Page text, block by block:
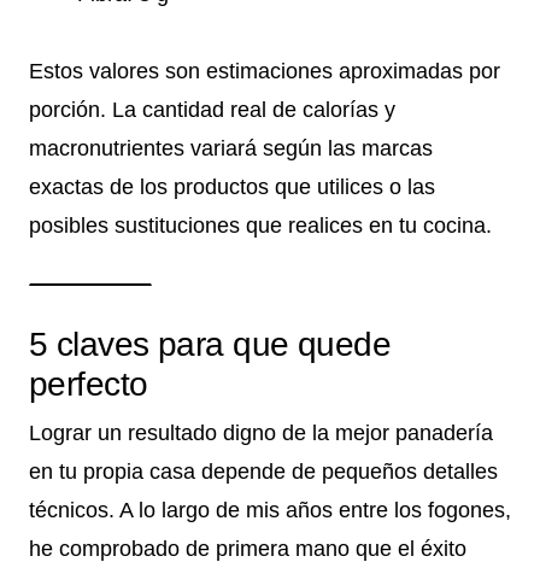
Estos valores son estimaciones aproximadas por
porción. La cantidad real de calorías y
macronutrientes variará según las marcas
exactas de los productos que utilices o las
posibles sustituciones que realices en tu cocina.
5 claves para que quede
perfecto
Lograr un resultado digno de la mejor panadería
en tu propia casa depende de pequeños detalles
técnicos. A lo largo de mis años entre los fogones,
he comprobado de primera mano que el éxito